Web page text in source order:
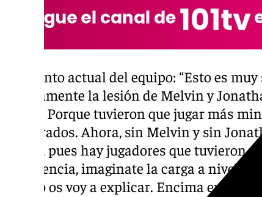
Momento actual del equipo: “Esto es
seguramente la lesión de Melvin y
Djedo. Porque tuvieron que jugar más
preparados. Ahora, sin Melvin y sin
estaba pues hay jugadores que tuvieron
de Valencia, imaginate la carga a nivel y
que no os voy a explicar. Encima en un